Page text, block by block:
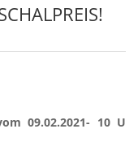
09.02.2021- 10 U